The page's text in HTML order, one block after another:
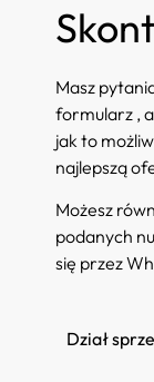
Masz
formularz ,
jak to
najlepszą
Możesz
podanych
się przez
Dział